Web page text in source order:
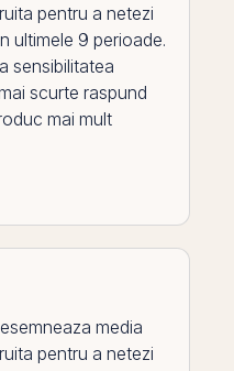
pentru a netezi
ultimele 9 perioade.
sensibilitatea
scurte raspund
mai mult
media
pentru a netezi